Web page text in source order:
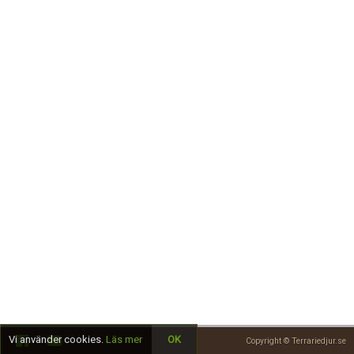
Copyright © Terrariedjur.se
Vi använder cookies. Läs mer OK